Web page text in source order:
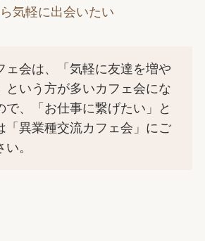
気軽に出会いたい
ェ会は、「気軽に友達を増や
という方が多いカフェ会にな
で、「お仕事に繋げたい」と
「異業種交流カフェ会」にご
。